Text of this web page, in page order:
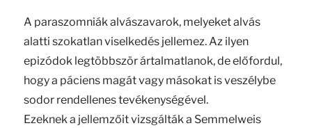
A paraszomniák alvászavarok, melyeket alvás
alatti szokatlan viselkedés jellemez. Az ilyen
epizódok legtöbbször ártalmatlanok, de előfordul,
hogy a páciens magát vagy másokat is veszélybe
sodor rendellenes tevékenységével.
Ezeknek a jellemzőit vizsgálták a Semmelweis